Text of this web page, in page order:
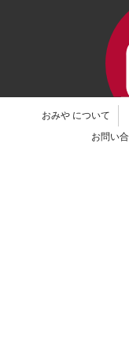
おみや について
お問い